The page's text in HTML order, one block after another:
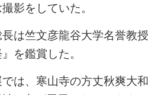
影をしていた。
は竺文彦龍谷大学名誉教
を鑑賞した。
は、寒山寺の方丈秋爽大